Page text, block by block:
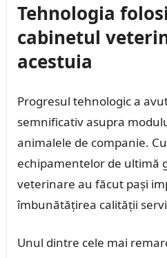
Tehnologia
cabinetul
acestuia
Progresul tehnologic a
semnificativ asupra
animalele de companie.
echipamentelor de ultimă
veterinare au făcut pași
îmbunătățirea calității
Unul dintre cele mai